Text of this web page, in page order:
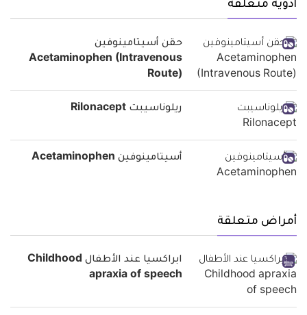
أدوية متعلقة
حقن أسيتامينوفين
Acetaminophen (Intravenous
Route)
ريلوناسيبت Rilonacept
أسيتامينوفين Acetaminophen
أمراض متعلقة
ابراكسيا عند الأطفال Childhood
apraxia of speech